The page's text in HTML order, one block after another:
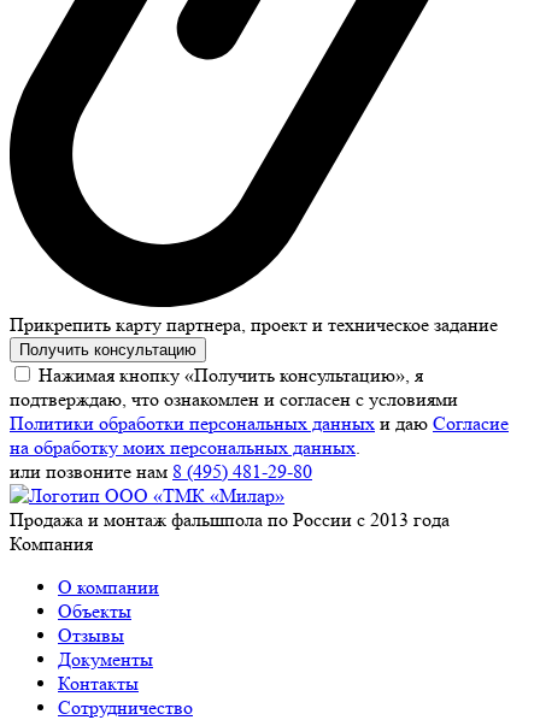
Прикрепить карту партнера, проект и техническое задание
Получить консультацию
Нажимая кнопку «Получить консультацию», я
подтверждаю, что ознакомлен и согласен с условиями
Политики обработки персональных данных и даю Согласие
на обработку моих персональных данных
или позвоните нам 8 (495) 481-29-80
Продажа и монтаж фальшпола по России с 2013 года
Компания
О компании
Объекты
Отзывы
Документы
Контакты
Сотрудничество